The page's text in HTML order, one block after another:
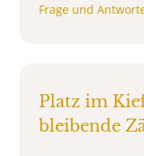
Frage und
Platz im
bleibende